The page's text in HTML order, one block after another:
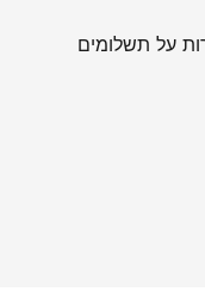
על תשלומים